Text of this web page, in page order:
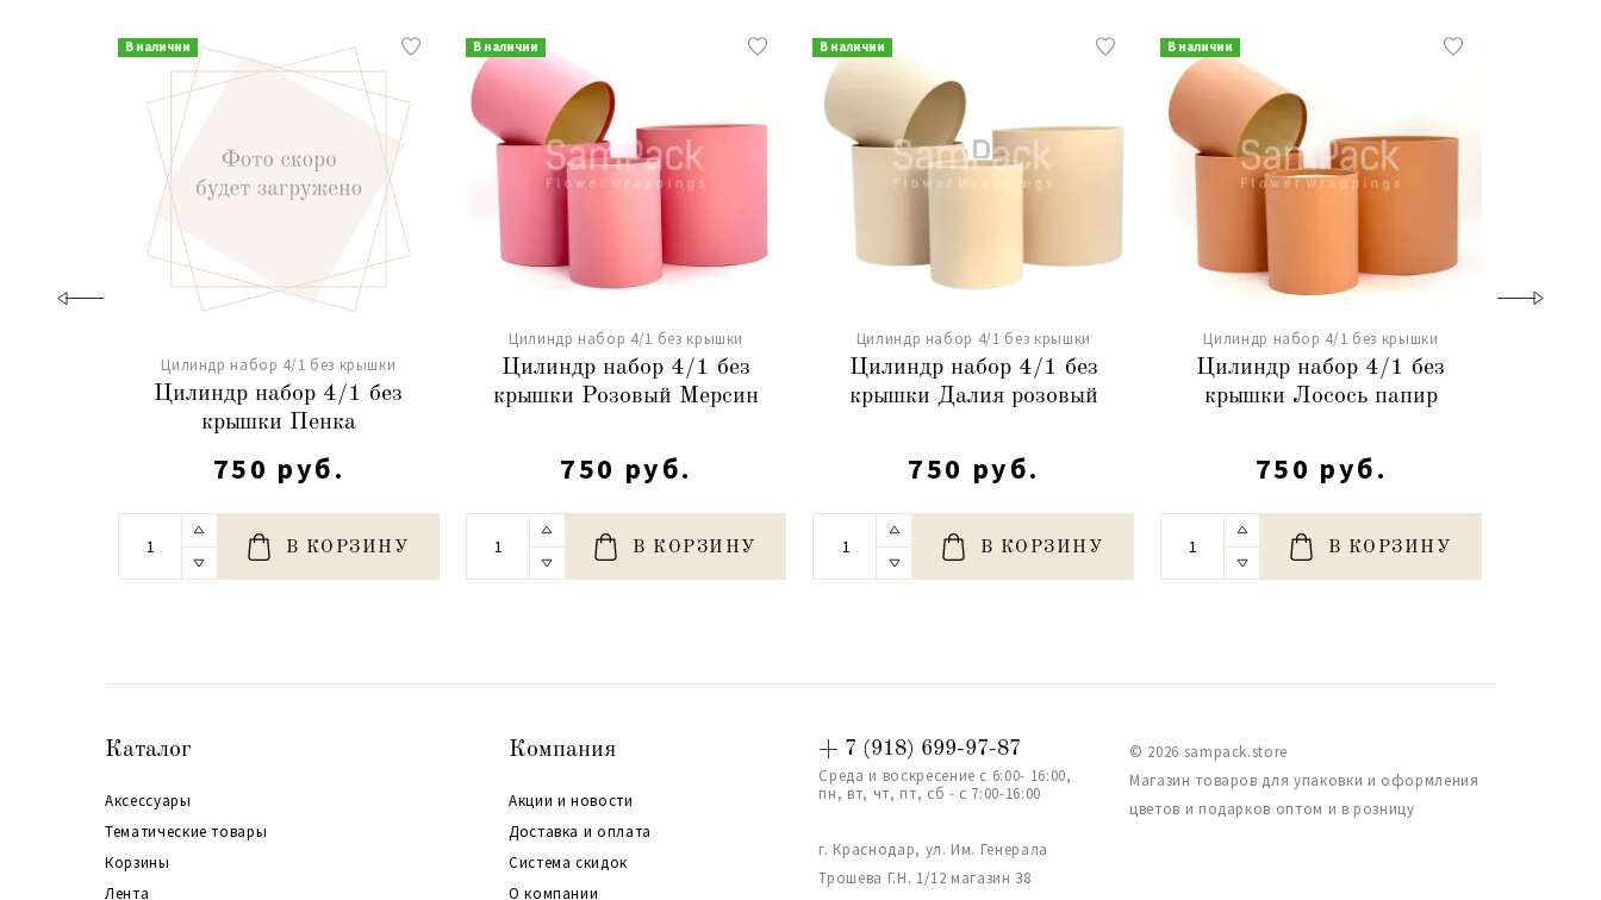
В наличии
Цилиндр набор 4/1 без крышки
Цилиндр набор 4/1 без
крышки Пенка
750 руб.
В КОРЗИНУ
В наличии
Цилиндр набор 4/1 без крышки
Цилиндр набор 4/1 без
крышки Розовый Мерсин
750 руб.
В КОРЗИНУ
В наличии
Цилиндр набор 4/1 без крышки
Цилиндр набор 4/1 без
крышки Далия розовый
750 руб.
В КОРЗИНУ
В наличии
Цилиндр набор 4/1 без крышки
Цилиндр набор 4/1 без
крышки Лосось папир
750 руб.
В КОРЗИНУ
Каталог
Аксессуары
Тематические товары
Корзины
Лента
Компания
Акции и новости
Доставка и оплата
Система скидок
О компании
+ 7 (918) 699-97-87
Среда и воскресение с 6:00- 16:00,
пн, вт, чт, пт, сб - с 7:00-16:00
г. Краснодар, ул. Им. Генерала
Трошева Г.Н. 1/12 магазин 38
© 2026 sampack.store
Магазин товаров для упаковки и оформления
цветов и подарков оптом и в розницу